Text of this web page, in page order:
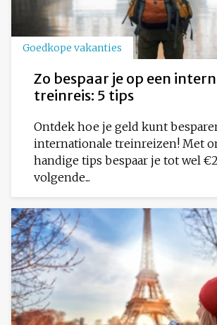
Goedkope vakanties
Zo bespaar je op een
treinreis: 5 tips
Ontdek hoe je geld kunt
internationale treinreizen! Met
handige tips bespaar je tot wel
volgende...